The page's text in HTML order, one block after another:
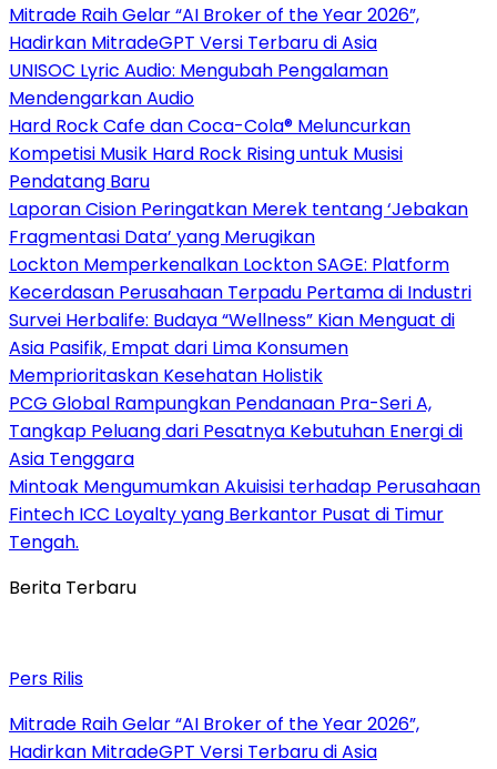
Mitrade Raih Gelar “AI Broker of the Year 2026”,
Hadirkan MitradeGPT Versi Terbaru di Asia
UNISOC Lyric Audio: Mengubah Pengalaman
Mendengarkan Audio
Hard Rock Cafe dan Coca-Cola® Meluncurkan
Kompetisi Musik Hard Rock Rising untuk Musisi
Pendatang Baru
Laporan Cision Peringatkan Merek tentang ‘Jebakan
Fragmentasi Data’ yang Merugikan
Lockton Memperkenalkan Lockton SAGE: Platform
Kecerdasan Perusahaan Terpadu Pertama di Industri
Survei Herbalife: Budaya “Wellness” Kian Menguat di
Asia Pasifik, Empat dari Lima Konsumen
Memprioritaskan Kesehatan Holistik
PCG Global Rampungkan Pendanaan Pra-Seri A,
Tangkap Peluang dari Pesatnya Kebutuhan Energi di
Asia Tenggara
Mintoak Mengumumkan Akuisisi terhadap Perusahaan
Fintech ICC Loyalty yang Berkantor Pusat di Timur
Tengah.
Berita Terbaru
Pers Rilis
Mitrade Raih Gelar “AI Broker of the Year 2026”,
Hadirkan MitradeGPT Versi Terbaru di Asia